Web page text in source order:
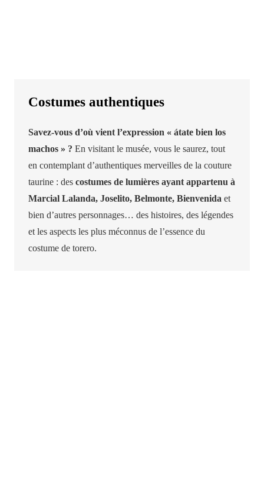
Costumes authentiques
Savez-vous d’où vient l’expression « átate bien los
machos » ? En visitant le musée, vous le saurez, tout
en contemplant d’authentiques merveilles de la couture
taurine : des costumes de lumières ayant appartenu à
Marcial Lalanda, Joselito, Belmonte, Bienvenida et
bien d’autres personnages… des histoires, des légendes
et les aspects les plus méconnus de l’essence du
costume de torero.